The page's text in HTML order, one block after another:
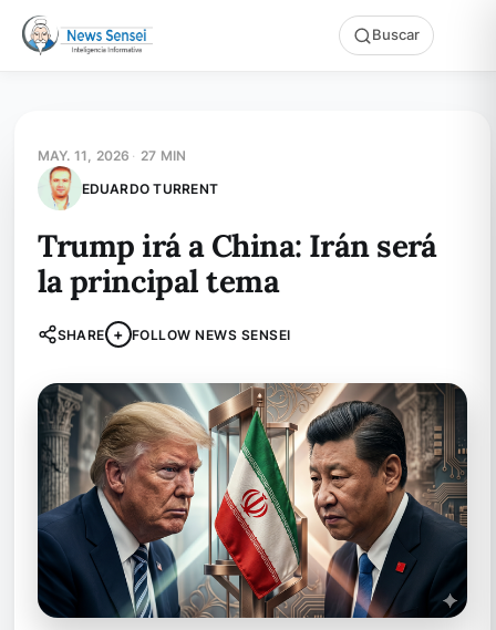
Buscar
MAY. 11, 2026 · 27 MIN
EDUARDO TURRENT
Trump irá a China: Irán será
la principal tema
SHARE + FOLLOW NEWS SENSEI